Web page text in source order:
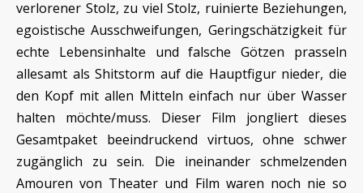
verlorener Stolz, zu viel Stolz, ruinierte Beziehungen,
egoistische Ausschweifungen, Geringschätzigkeit für
echte Lebensinhalte und falsche Götzen prasseln
allesamt als Shitstorm auf die Hauptfigur nieder, die
den Kopf mit allen Mitteln einfach nur über Wasser
halten möchte/muss. Dieser Film jongliert dieses
Gesamtpaket beeindruckend virtuos, ohne schwer
zugänglich zu sein. Die ineinander schmelzenden
Amouren von Theater und Film waren noch nie so